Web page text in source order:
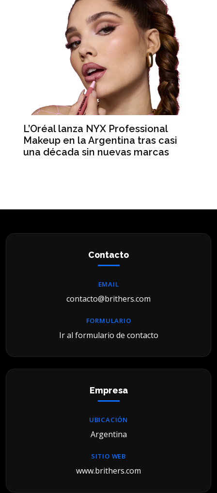
L’Oréal lanza NYX Professional
Makeup en la Argentina tras casi
una década sin nuevas marcas
Contacto
EMAIL
contacto@brithers.com
FORMULARIO
Ir al formulario de contacto
Empresa
UBICACIÓN
Argentina
SITIO WEB
www.brithers.com